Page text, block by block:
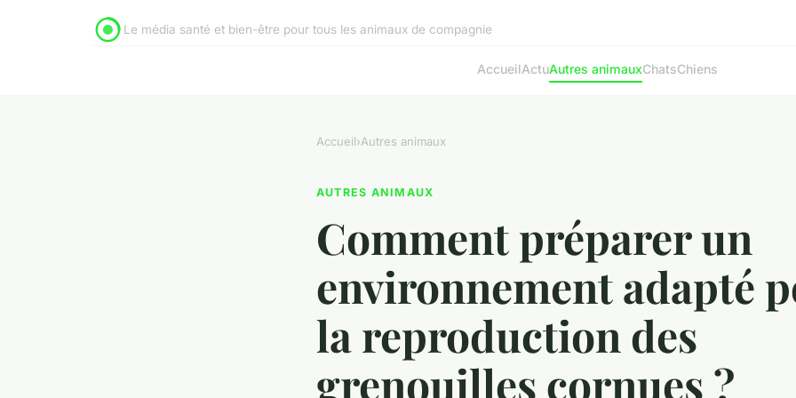
Le média santé et bien-être pour tous les animaux de compagnie
AccueilActuAutres animauxChatsChiens
Accueil›Autres animaux
AUTRES ANIMAUX
Comment préparer un
environnement adapté
la reproduction des
grenouilles cornues ?